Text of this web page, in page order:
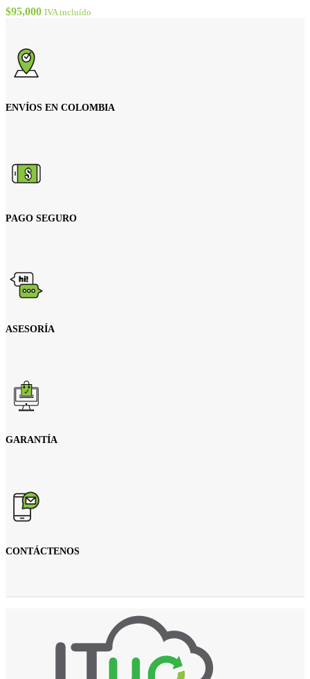
$95,000 IVA incluído
ENVÍOS EN COLOMBIA
PAGO SEGURO
ASESORÍA
GARANTÍA
CONTÁCTENOS